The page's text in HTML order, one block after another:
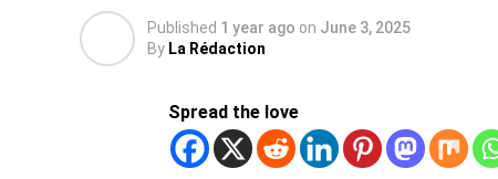
Published 1 year ago on June 3, 2025
By La Rédaction
Spread the love